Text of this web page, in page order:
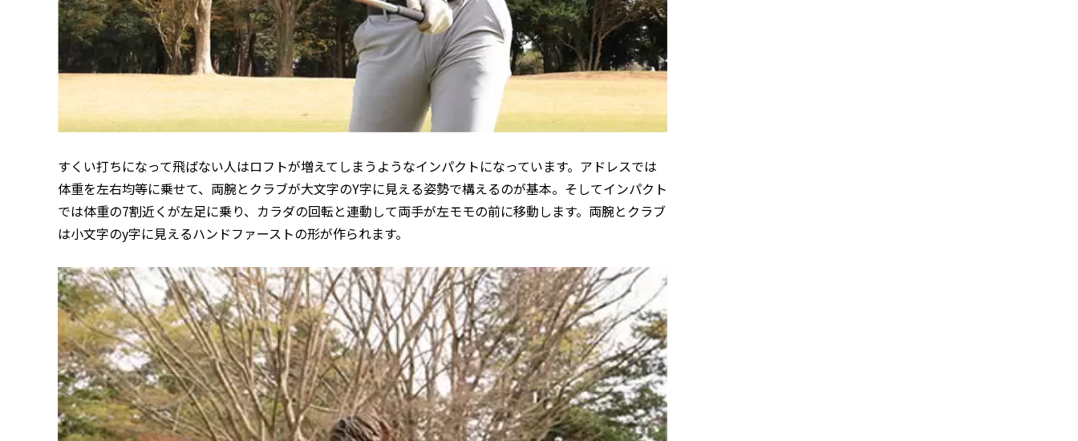
すくい打ちになって飛ばない人はロフトが増えてしまうようなインパクトになっています。アドレスでは
体重を左右均等に乗せて、両腕とクラブが大文字のY字に見える姿勢で構えるのが基本。そしてインパクト
では体重の7割近くが左足に乗り、カラダの回転と連動して両手が左モモの前に移動します。両腕とクラブ
は小文字のy字に見えるハンドファーストの形が作られます。